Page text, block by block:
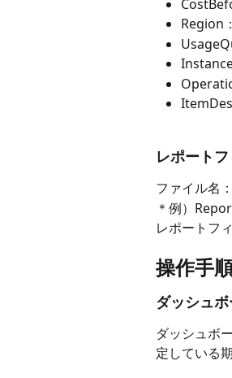
Region
レポート
ファイル名
＊例）
レポートフ
操作手
ダッシュ
ダッシュボ
定している